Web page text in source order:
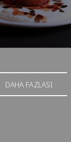
DAHA FAZLASI